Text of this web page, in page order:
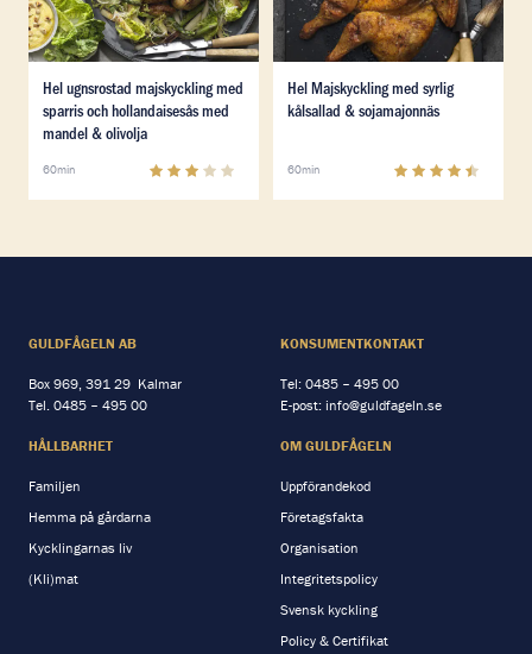
Läs mer om Hel ugnsrostad majskyckling med
Hel ugnsrostad majskyckling med
sparris och hollandaisesås med
mandel & olivolja
60min
Läs mer om Hel
Hel Majskyckling med syrlig
kålsallad & sojamajonnäs
60min
GULDFÅGELN AB
Box 969, 391 29 Kalmar
Tel. 0485 – 495 00
KONSUMENTKONTAKT
Tel: 0485 – 495 00
E-post: info@guldfageln.se
HÅLLBARHET
Familjen
Hemma på gårdarna
Kycklingarnas liv
(Kli)mat
OM GULDFÅGELN
Uppförandekod
Företagsfakta
Organisation
Integritetspolicy
Svensk kyckling
Policy & Certifikat